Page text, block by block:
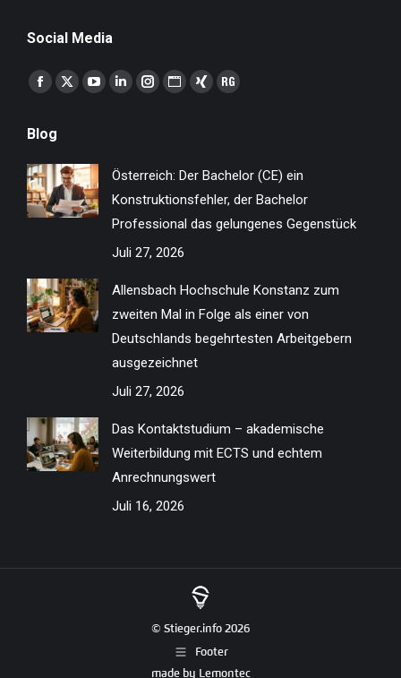
Social Media
Finden Sie uns auf:
Facebook
opens
in
new
window
X
in
new
window
YouTube
in
new
window
Linkedin
new
window
Instagram
new
window
Website
new
window
XING
new
window
ResearchGate
new
window
Blog
Österreich: Der Bachelor (CE) ein
Konstruktionsfehler, der Bachelor
Professional das gelungenes Gegenstück
Juli 27, 2026
Allensbach Hochschule Konstanz zum
zweiten Mal in Folge als einer von
Deutschlands begehrtesten Arbeitgebern
ausgezeichnet
Juli 27, 2026
Das Kontaktstudium – akademische
Weiterbildung mit ECTS und echtem
Anrechnungswert
Juli 16, 2026
© Stieger.info 2026
Footer
made by Lemontec